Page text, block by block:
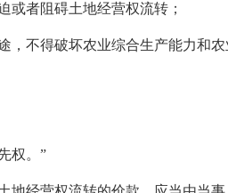
或者阻碍土地经营权流转；
不得破坏农业综合生产能力和农
权。”